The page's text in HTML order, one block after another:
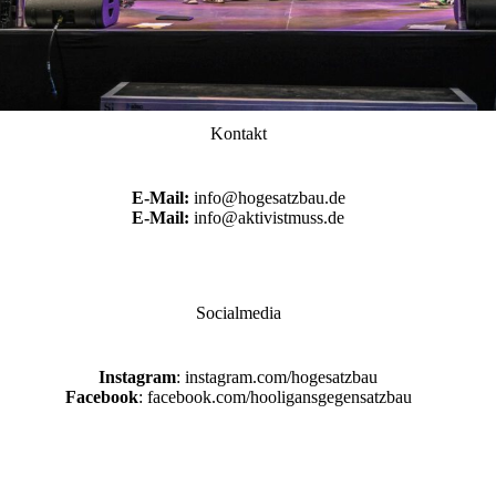
Kontakt
E-Mail: info@hogesatzbau.de
E-Mail: info@aktivistmuss.de
Socialmedia
Instagram: instagram.com/hogesatzbau
Facebook: facebook.com/hooligansgegensatzbau